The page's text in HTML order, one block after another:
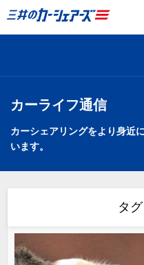
カーライフ通信
カーシェアリングをより身近
います。
タ